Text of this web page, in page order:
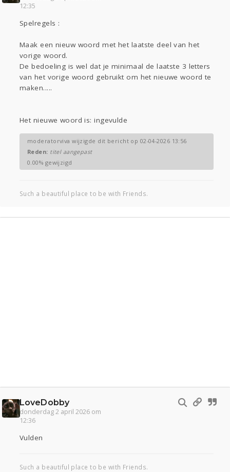
Gevraagd
Lezen
12:35
Spelregels :
Maak een nieuw woord met het laatste deel van het
vorige woord.
De bedoeling is wel dat je minimaal de laatste 3 letters
van het vorige woord gebruikt om het nieuwe woord te
maken.....
Het nieuwe woord is: ingevulde
moderatorviva wijzigde dit bericht op 02-04-2026 13:56
Reden: titel aangepast
0.00% gewijzigd
Such a beautiful place to be with Friends.
LoveDobby
donderdag 2 april 2026 om
12:36
Vulden
Such a beautiful place to be with Friends.